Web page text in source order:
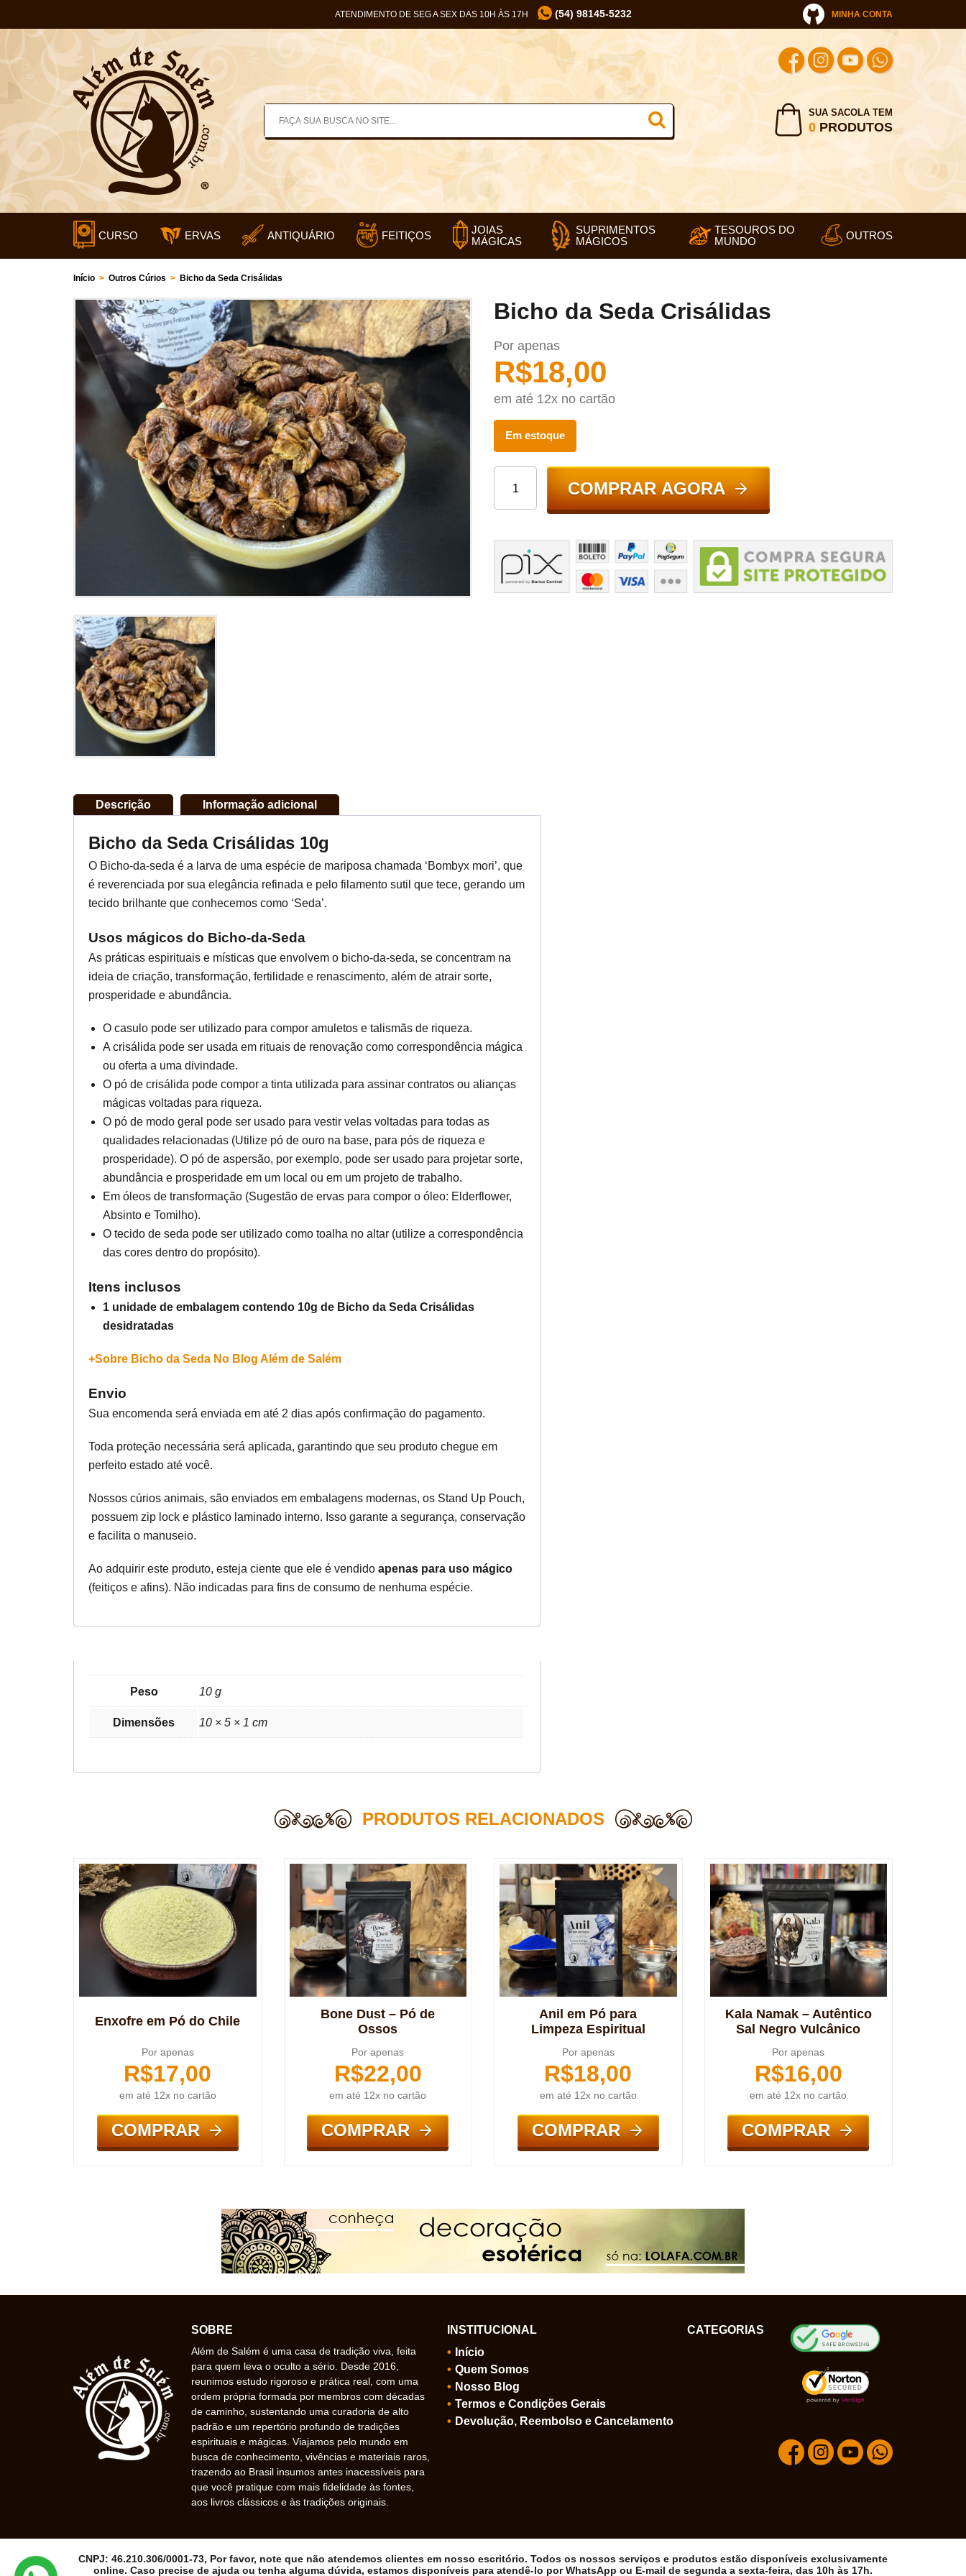
ATENDIMENTO DE SEG A SEX DAS 10H ÀS 17H (54) 98145-5232 MINHA CONTA
SUA SACOLA TEM
0PRODUTOS
CURSO ERVAS ANTIQUÁRIO FEITIÇOS
JOIAS
MÁGICAS
SUPRIMENTOS
MÁGICOS
TESOUROS DO
MUNDO
OUTROS
Início > Outros Cúrios > Bicho da Seda Crisálidas
Bicho da Seda Crisálidas
Por apenas
R$18,00
em até 12x no cartão
Em estoque
COMPRAR AGORA
Descrição Informação adicional
Bicho da Seda Crisálidas 10g
O Bicho-da-seda é a larva de uma espécie de mariposa chamada ‘Bombyx mori’, que
é reverenciada por sua elegância refinada e pelo filamento sutil que tece, gerando um
tecido brilhante que conhecemos como ‘Seda’.
Usos mágicos do Bicho-da-Seda
As práticas espirituais e místicas que envolvem o bicho-da-seda, se concentram na
ideia de criação, transformação, fertilidade e renascimento, além de atrair sorte,
prosperidade e abundância.
O casulo pode ser utilizado para compor amuletos e talismãs de riqueza.
A crisálida pode ser usada em rituais de renovação como correspondência mágica
ou oferta a uma divindade.
O pó de crisálida pode compor a tinta utilizada para assinar contratos ou alianças
mágicas voltadas para riqueza.
O pó de modo geral pode ser usado para vestir velas voltadas para todas as
qualidades relacionadas (Utilize pó de ouro na base, para pós de riqueza e
prosperidade). O pó de aspersão, por exemplo, pode ser usado para projetar sorte,
abundância e prosperidade em um local ou em um projeto de trabalho.
Em óleos de transformação (Sugestão de ervas para compor o óleo: Elderflower,
Absinto e Tomilho).
O tecido de seda pode ser utilizado como toalha no altar (utilize a correspondência
das cores dentro do propósito).
Itens inclusos
1 unidade de embalagem contendo 10g de Bicho da Seda Crisálidas
desidratadas
+Sobre Bicho da Seda No Blog Além de Salém
Envio
Sua encomenda será enviada em até 2 dias após confirmação do pagamento.
Toda proteção necessária será aplicada, garantindo que seu produto chegue em
perfeito estado até você.
Nossos cúrios animais, são enviados em embalagens modernas, os Stand Up Pouch,
possuem zip lock e plástico laminado interno. Isso garante a segurança, conservação
e facilita o manuseio.
Ao adquirir este produto, esteja ciente que ele é vendido apenas para uso mágico
(feitiços e afins). Não indicadas para fins de consumo de nenhuma espécie.
Peso 10 g
Dimensões 10 × 5 × 1 cm
PRODUTOS RELACIONADOS
Enxofre em Pó do Chile
Por apenas
R$17,00
em até 12x no cartão
COMPRAR
Bone Dust – Pó de
Ossos
Por apenas
R$22,00
em até 12x no cartão
COMPRAR
Anil em Pó para
Limpeza Espiritual
Por apenas
R$18,00
em até 12x no cartão
COMPRAR
Kala Namak – Autêntico
Sal Negro Vulcânico
Por apenas
R$16,00
em até 12x no cartão
COMPRAR
SOBRE
Além de Salém é uma casa de tradição viva, feita
para quem leva o oculto a sério. Desde 2016,
reunimos estudo rigoroso e prática real, com uma
ordem própria formada por membros com décadas
de caminho, sustentando uma curadoria de alto
padrão e um repertório profundo de tradições
espirituais e mágicas. Viajamos pelo mundo em
busca de conhecimento, vivências e materiais raros,
trazendo ao Brasil insumos antes inacessíveis para
que você pratique com mais fidelidade às fontes,
aos livros clássicos e às tradições originais.
INSTITUCIONAL
Início
Quem Somos
Nosso Blog
Termos e Condições Gerais
Devolução, Reembolso e Cancelamento
CATEGORIAS
CNPJ: 46.210.306/0001-73, Por favor, note que não atendemos clientes em nosso escritório. Todos os nossos serviços e produtos estão disponíveis exclusivamente
online. Caso precise de ajuda ou tenha alguma dúvida, estamos disponíveis para atendê-lo por WhatsApp ou E-mail de segunda a sexta-feira, das 10h às 17h.